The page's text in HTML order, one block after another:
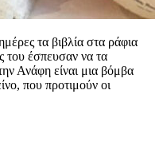
τα βιβλία στα ράφια
του έσπευσαν να τα
Ανάφη είναι μια βόμβα
που προτιμούν οι